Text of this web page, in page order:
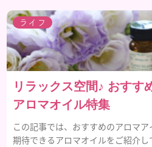
ライフ
リラックス空間♪ おすす
アロマオイル特集
この記事では、おすすめのアロマ
期待できるアロマオイルをご紹介し